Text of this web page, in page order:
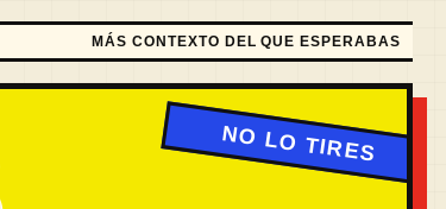
MÁS CONTEXTO DEL QUE ESPERABAS